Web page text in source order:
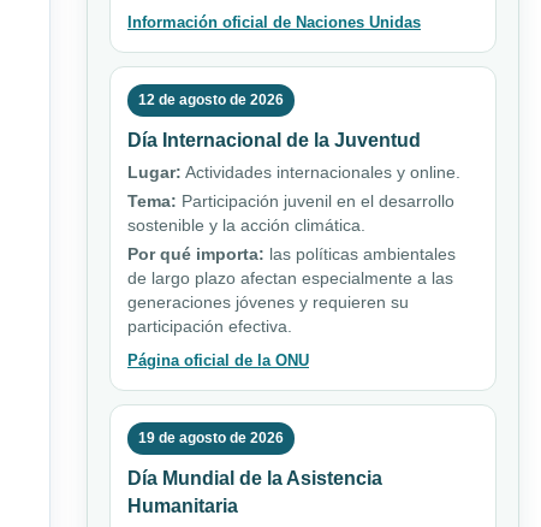
Información oficial de Naciones Unidas
12 de agosto de 2026
Día Internacional de la Juventud
Lugar: Actividades internacionales y online.
Tema: Participación juvenil en el desarrollo
sostenible y la acción climática.
Por qué importa: las políticas ambientales
de largo plazo afectan especialmente a las
generaciones jóvenes y requieren su
participación efectiva.
Página oficial de la ONU
19 de agosto de 2026
Día Mundial de la Asistencia
Humanitaria